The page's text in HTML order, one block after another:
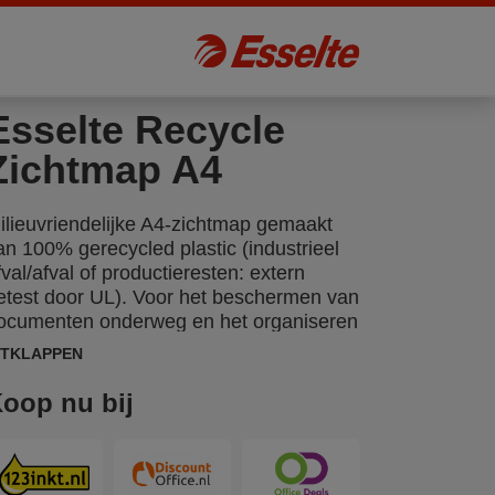
Recycle
A4
A4-zichtmap gemaakt
100% gerecycled plastic (industrieel
afval of productieresten: extern
door UL). Voor het beschermen van
onderweg en het organiseren
papieren op het werk en thuis. Het
gerecycled. Het is verpakt in een
doos die ook 100%
Europa.
nu bij